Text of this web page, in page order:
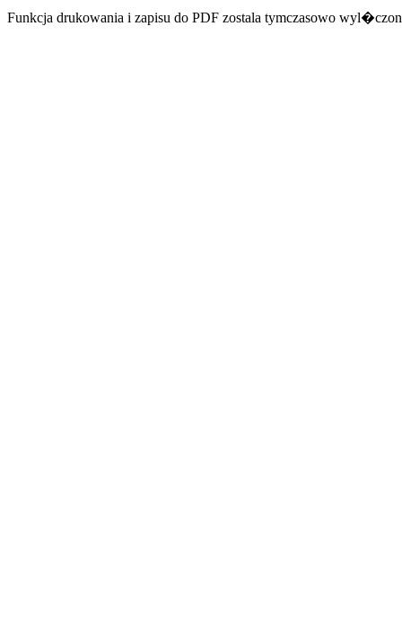
Funkcja drukowania i zapisu do PDF zostala tymczasowo